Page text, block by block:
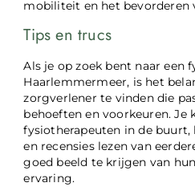
mobiliteit en het bevorderen
Tips en trucs
Als je op zoek bent naar een
Haarlemmermeer, is het
zorgverlener te vinden die
behoeften en voorkeuren. Je
fysiotherapeuten in de buurt,
en recensies lezen van
goed beeld te krijgen van
ervaring.